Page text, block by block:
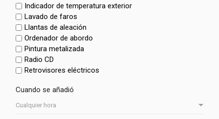
Indicador de temperatura exterior
Lavado de faros
Llantas de aleación
Ordenador de abordo
Pintura metalizada
Radio CD
Retrovisores eléctricos
Cuando se añadió